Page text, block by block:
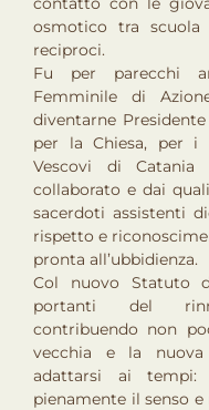
osmotico tra scuola
reciproci.
Fu per parecchi
Femminile di
diventarne
per la Chiesa, per i
Vescovi di
collaborato e dai
sacerdoti assistenti
rispetto e
pronta all’ubbidienza.
Col nuovo Statuto
portanti del
contribuendo non
vecchia e la nuova
adattarsi ai
pienamente il senso